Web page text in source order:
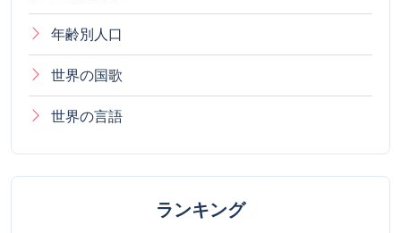
年齢別人口
世界の国歌
世界の言語
ランキング